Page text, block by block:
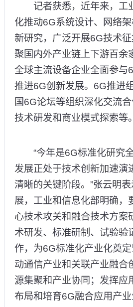
记者获悉，近年来，工
化推动6G系统设计、网络
新研究，广泛开展6G技术
聚国内外产业链上下游百余
全球主流设备企业全面参与
推进6G创新发展。6G推进
国6G论坛等组织深化交流
技术研发和商业模式探索等。
“今年是6G标准化研究
发展正处于技术创新加速演
清晰的关键阶段。”张云明
展，工业和信息化部明确，
心技术攻关和融合技术方案
术研发、标准研制、试验验
作，为6G标准化产业化奠
动通信产业和关联产业融合
源集聚和产业协同；发挥应
布局和培育6G融合应用产业